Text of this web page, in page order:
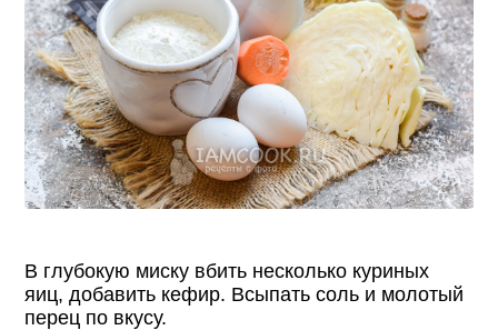
В глубокую миску вбить несколько куриных
яиц, добавить кефир. Всыпать соль и молотый
перец по вкусу.